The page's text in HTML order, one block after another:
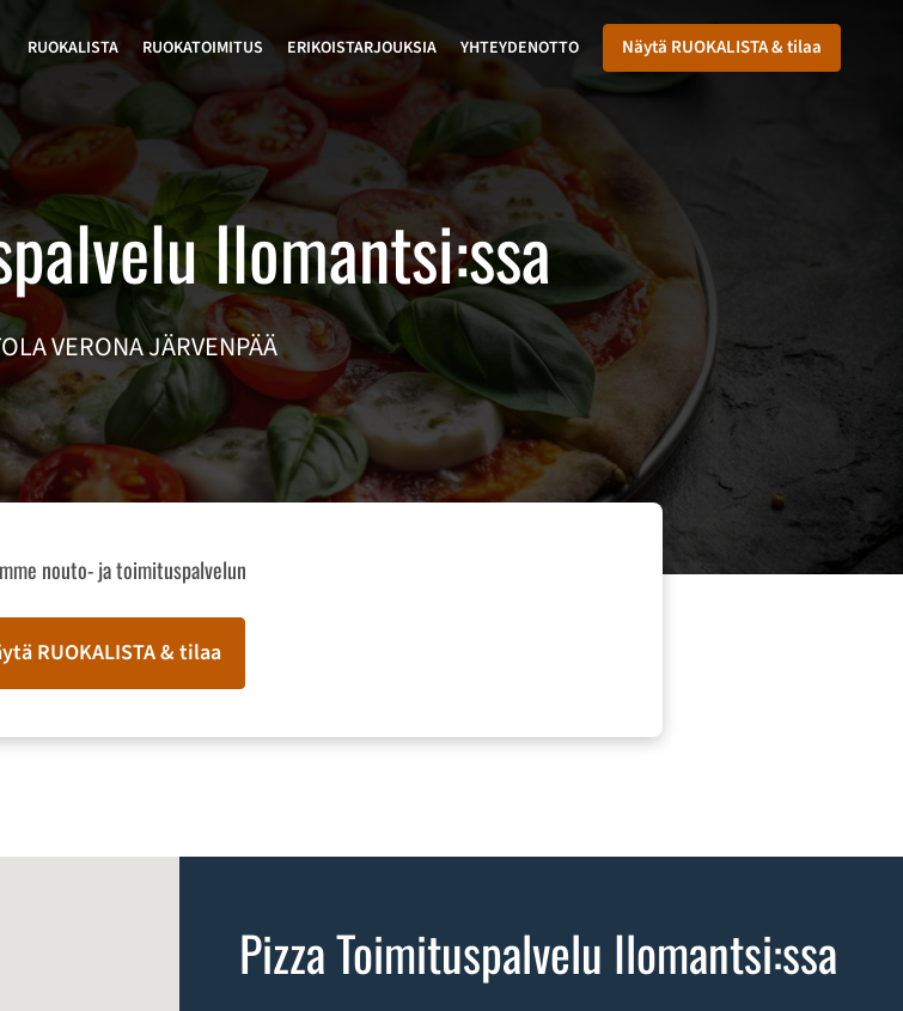
RUOKALISTA RUOKATOIMITUS ERIKOISTARJOUKSIA YHTEYDENOTTO Näytä RUOKALISTA & tilaa
Ilomantsi:ssa
VERONA JÄRVENPÄÄ
nouto- ja toimituspalvelun
RUOKALISTA & tilaa
Pizza Toimituspalvelu Ilomantsi:ssa